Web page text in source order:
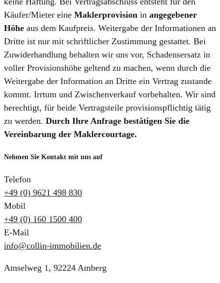
Käufer/Mieter eine Maklerprovision in angegebener
Höhe aus dem Kaufpreis. Weitergabe der Informationen an
Dritte ist nur mit schriftlicher Zustimmung gestattet. Bei
Zuwiderhandlung behalten wir uns vor, Schadensersatz in
voller Provisionshöhe geltend zu machen, wenn durch die
Weitergabe der Information an Dritte ein Vertrag zustande
kommt. Irrtum und Zwischenverkauf vorbehalten. Wir sind
berechtigt, für beide Vertragsteile provisionspflichtig tätig
zu werden. Durch Ihre Anfrage bestätigen Sie die
Vereinbarung der Maklercourtage.
Nehmen Sie Kontakt mit uns auf
Telefon
+49 (0) 9621 498 830
Mobil
+49 (0) 160 1500 400
E-Mail
info@collin-immobilien.de
Amselweg 1, 92224 Amberg